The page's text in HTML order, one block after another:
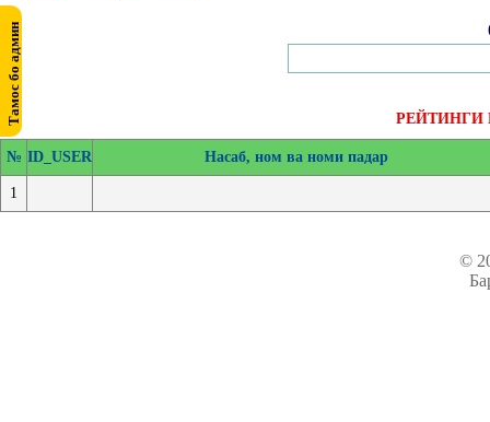
РЕЙТИНГИ
№ ID_USER Насаб, ном ва номи падар
1
©